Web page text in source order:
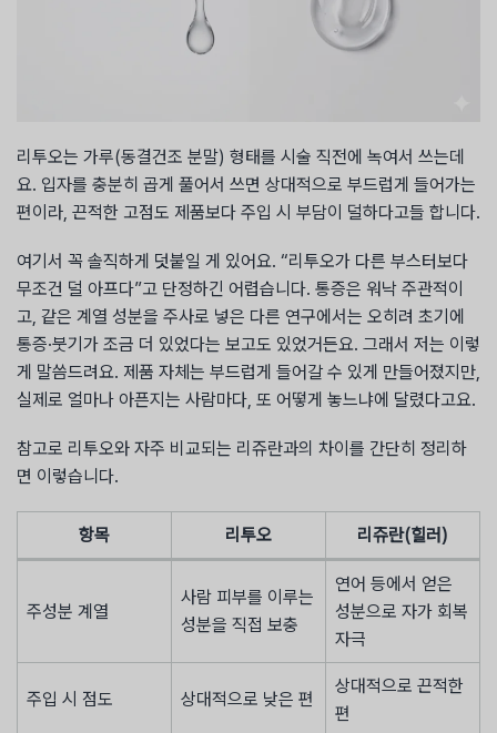
리투오는 가루(동결건조 분말) 형태를 시술 직전에 녹여서 쓰는데
요. 입자를 충분히 곱게 풀어서 쓰면 상대적으로 부드럽게 들어가는
편이라, 끈적한 고점도 제품보다 주입 시 부담이 덜하다고들 합니다.
여기서 꼭 솔직하게 덧붙일 게 있어요. “리투오가 다른 부스터보다
무조건 덜 아프다”고 단정하긴 어렵습니다. 통증은 워낙 주관적이
고, 같은 계열 성분을 주사로 넣은 다른 연구에서는 오히려 초기에
통증·붓기가 조금 더 있었다는 보고도 있었거든요. 그래서 저는 이렇
게 말씀드려요. 제품 자체는 부드럽게 들어갈 수 있게 만들어졌지만,
실제로 얼마나 아픈지는 사람마다, 또 어떻게 놓느냐에 달렸다고요.
참고로 리투오와 자주 비교되는 리쥬란과의 차이를 간단히 정리하
면 이렇습니다.
항목 리투오 리쥬란(힐러)
주성분 계열
사람 피부를 이루는
성분을 직접 보충
연어 등에서 얻은
성분으로 자가 회복
자극
주입 시 점도 상대적으로 낮은 편
상대적으로 끈적한
편